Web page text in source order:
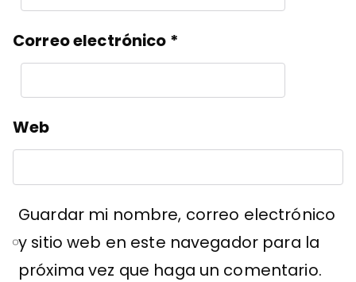
Correo electrónico *
Web
Guardar mi nombre, correo electrónico
y sitio web en este navegador para la
próxima vez que haga un comentario.